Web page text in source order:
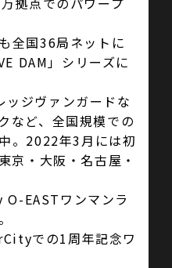
全国36局ネットに
DAM」シリーズに
ッジヴァンガードな
など、全国規模での
。2022年3月には初
京・大阪・名古屋・
EASTワンマンラ
での1周年記念ワ